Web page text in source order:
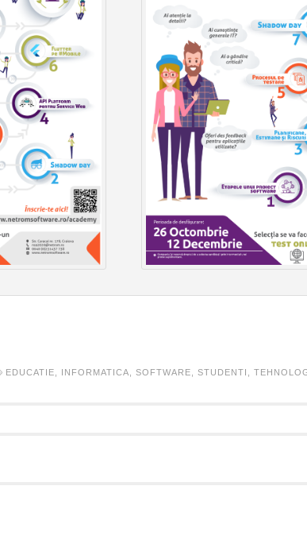
EDUCATIE INFORMATICA SOFTWARE STUDENTI